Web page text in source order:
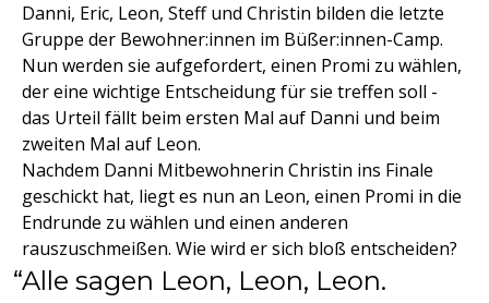
Danni, Eric, Leon, Steff und Christin bilden die letzte
Gruppe der Bewohner:innen im Büßer:innen-Camp.
Nun werden sie aufgefordert, einen Promi zu wählen,
der eine wichtige Entscheidung für sie treffen soll -
das Urteil fällt beim ersten Mal auf Danni und beim
zweiten Mal auf Leon.
Nachdem Danni Mitbewohnerin Christin ins Finale
geschickt hat, liegt es nun an Leon, einen Promi in die
Endrunde zu wählen und einen anderen
rauszuschmeißen. Wie wird er sich bloß entscheiden?
Alle sagen Leon, Leon, Leon.